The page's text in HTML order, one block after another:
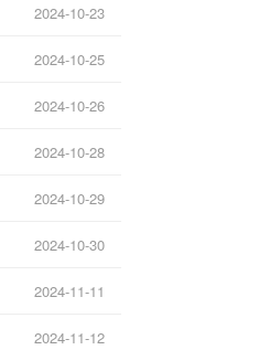
2024-10-23
2024-10-25
2024-10-26
2024-10-28
2024-10-29
2024-10-30
2024-11-11
2024-11-12